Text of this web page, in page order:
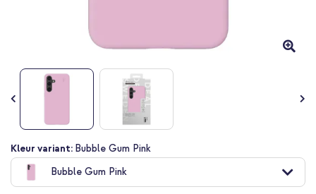
Ga
naar
begin
Kleur variant: Bubble Gum Pink
Bubble Gum Pink